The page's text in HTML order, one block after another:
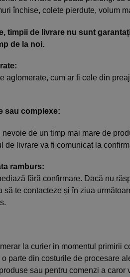
închise, colete pierdute, volum
timpii de livrare nu sunt
de la noi.
aglomerate, cum ar fi cele din
sau complexe:
de un timp mai mare de
de livrare va fi comunicat la
ramburs:
fără confirmare. Dacă nu
să te contacteze și în ziua
la curier in momentul primirii
o parte din costurile de procesare
sau pentru comenzi a